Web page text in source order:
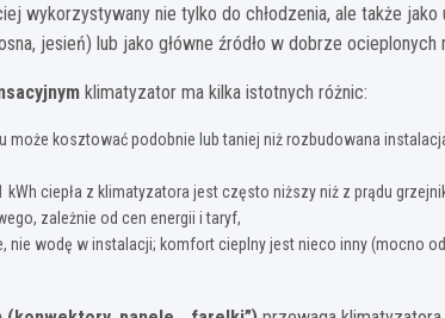
wykorzystywany nie tylko do chłodzenia, ale także jako
jesień) lub jako główne źródło w dobrze ocieplonych
klimatyzator ma kilka istotnych różnic:
może kosztować podobnie lub taniej niż rozbudowana
ciepła z klimatyzatora jest często niższy niż z prądu
zależnie od cen energii i taryf,
wodę w instalacji; komfort cieplny jest nieco inny (mocno